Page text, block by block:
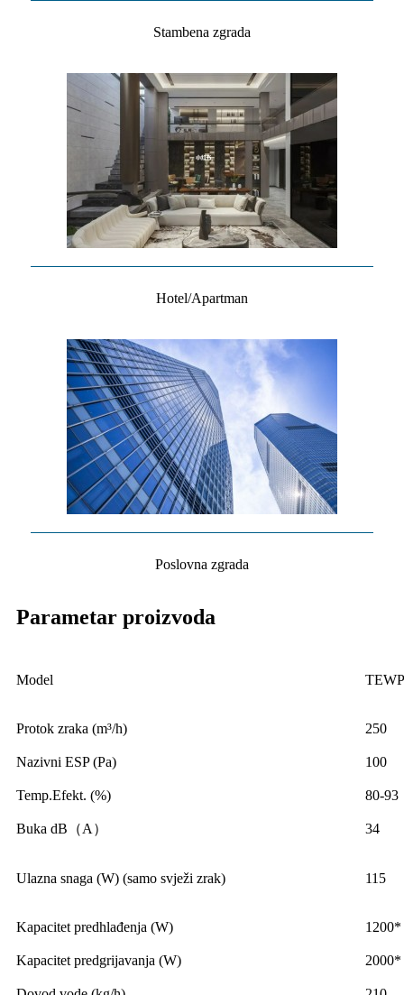
Stambena zgrada
Hotel/Apartman
Poslovna zgrada
Parametar proizvoda
Model
Protok zraka (m³/h) 250
Nazivni ESP (Pa) 100
Temp.Efekt. (%) 80-93
Buka dB（A） 34
Ulazna snaga (W) (samo svježi zrak) 115
Kapacitet predhlađenja (W) 1200*
Kapacitet predgrijavanja (W) 2000*